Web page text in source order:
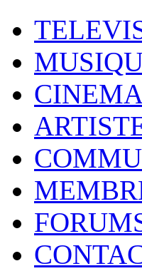
CINEMA